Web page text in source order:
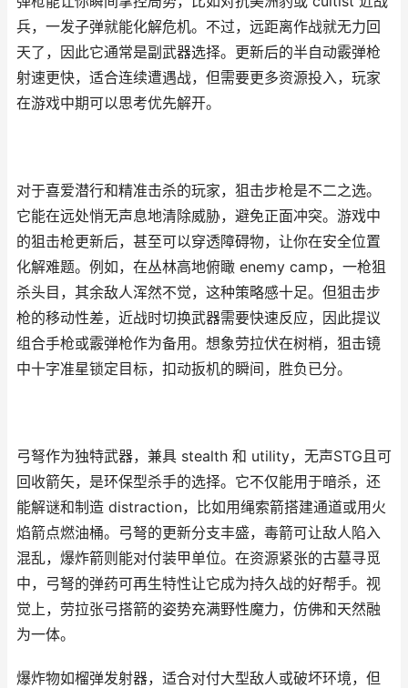
兵，一发子弹就能化解危机。不过，远距离作战就无力回
天了，因此它通常是副武器选择。更新后的半自动霰弹枪
射速更快，适合连续遭遇战，但需要更多资源投入，玩家
在游戏中期可以思考优先解开。
对于喜爱潜行和精准击杀的玩家，狙击步枪是不二之选。
它能在远处悄无声息地清除威胁，避免正面冲突。游戏中
的狙击枪更新后，甚至可以穿透障碍物，让你在安全位置
化解难题。例如，在丛林高地俯瞰 enemy camp，一枪狙
杀头目，其余敌人浑然不觉，这种策略感十足。但狙击步
枪的移动性差，近战时切换武器需要快速反应，因此提议
组合手枪或霰弹枪作为备用。想象劳拉伏在树梢，狙击镜
中十字准星锁定目标，扣动扳机的瞬间，胜负已分。
弓弩作为独特武器，兼具 stealth 和 utility，无声STG且可
回收箭矢，是环保型杀手的选择。它不仅能用于暗杀，还
能解谜和制造 distraction，比如用绳索箭搭建通道或用火
焰箭点燃油桶。弓弩的更新分支丰盛，毒箭可让敌人陷入
混乱，爆炸箭则能对付装甲单位。在资源紧张的古墓寻觅
中，弓弩的弹药可再生特性让它成为持久战的好帮手。视
觉上，劳拉张弓搭箭的姿势充满野性魔力，仿佛和天然融
为一体。
爆炸物如榴弹发射器，适合对付大型敌人或破坏环境，但